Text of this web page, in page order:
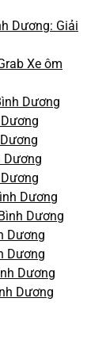
Dương: Giải
Xe ôm
Dương
Dương
Dương
Dương
Dương
Dương
Dương
Dương